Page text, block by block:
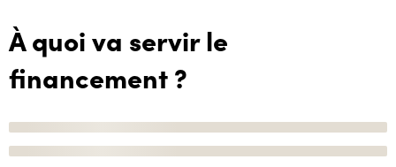
À quoi va servir le
financement ?